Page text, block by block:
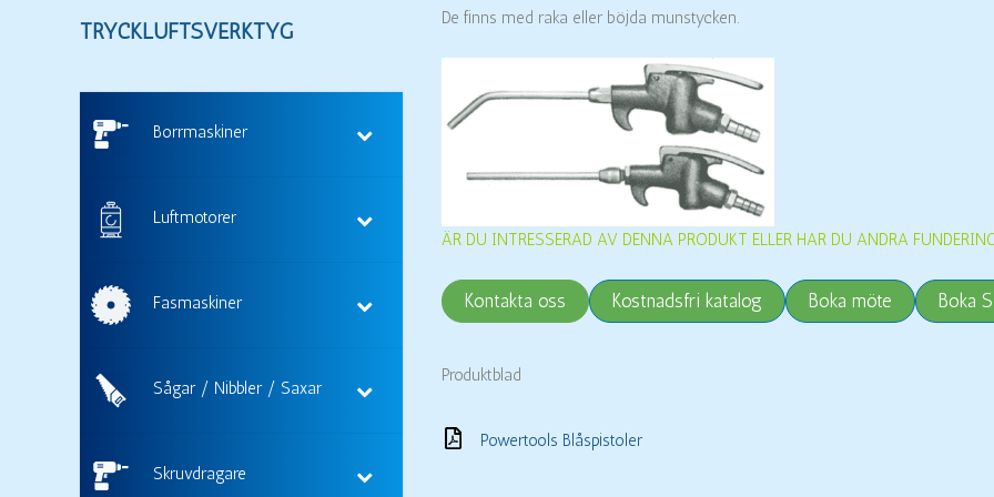
TRYCKLUFTSVERKTYG
Borrmaskiner
Luftmotorer
Fasmaskiner
Sågar / Nibbler / Saxar
Skruvdragare
De finns med raka eller böjda munstycken.
ÄR DU INTRESSERAD AV DENNA PRODUKT ELLER HAR DU ANDRA
Kontakta oss Kostnadsfri katalog Boka möte Boka
Produktblad
Powertools Blåspistoler